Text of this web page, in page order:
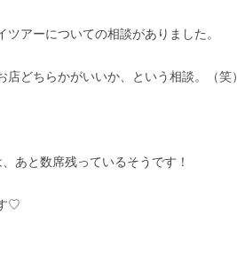
アーについての相談がありました。
どちらかがいいか、という相談。（笑）
あと数席残っているそうです！
♡